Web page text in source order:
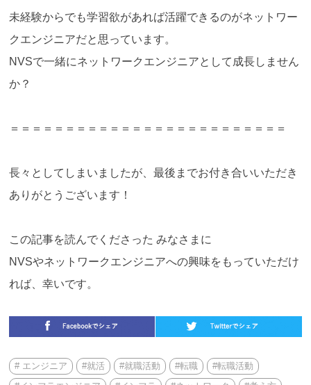
未経験からでも学習欲があれば活躍できるのがネットワー
クエンジニアだと思っています。
NVSで一緒にネットワークエンジニアとして成長しません
か？
＝＝＝＝＝＝＝＝＝＝＝＝＝＝＝＝＝＝＝＝＝＝＝＝＝
長々としてしまいましたが、最後までお付き合いいただき
ありがとうございます！
この記事を読んでくださった みなさまに
NVSやネットワークエンジニアへの興味をもっていただけ
れば、幸いです。
# エンジニア #就活 #就職活動 #転職
#転職活動